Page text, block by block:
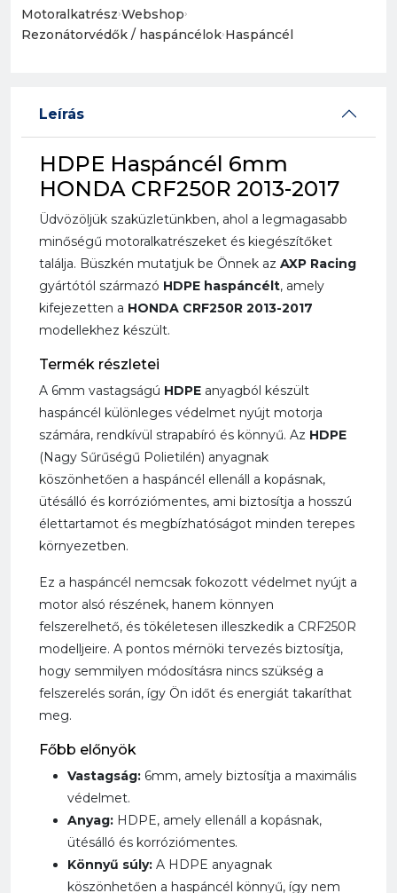
Motoralkatrész›Webshop›
Rezonátorvédők / haspáncélok›Haspáncél
Leírás
HDPE Haspáncél 6mm
HONDA CRF250R 2013-2017
Üdvözöljük szaküzletünkben, ahol a legmagasabb
minőségű motoralkatrészeket és kiegészítőket
találja. Büszkén mutatjuk be Önnek az AXP Racing
gyártótól származó HDPE haspáncélt, amely
kifejezetten a HONDA CRF250R 2013-2017
modellekhez készült.
Termék részletei
A 6mm vastagságú HDPE anyagból készült
haspáncél különleges védelmet nyújt motorja
számára, rendkívül strapabíró és könnyű. Az HDPE
(Nagy Sűrűségű Polietilén) anyagnak
köszönhetően a haspáncél ellenáll a kopásnak,
ütésálló és korróziómentes, ami biztosítja a hosszú
élettartamot és megbízhatóságot minden terepes
környezetben.
Ez a haspáncél nemcsak fokozott védelmet nyújt a
motor alsó részének, hanem könnyen
felszerelhető, és tökéletesen illeszkedik a CRF250R
modelljeire. A pontos mérnöki tervezés biztosítja,
hogy semmilyen módosításra nincs szükség a
felszerelés során, így Ön időt és energiát takaríthat
meg.
Főbb előnyök
Vastagság: 6mm, amely biztosítja a maximális
védelmet.
Anyag: HDPE, amely ellenáll a kopásnak,
ütésálló és korróziómentes.
Könnyű súly: A HDPE anyagnak
köszönhetően a haspáncél könnyű, így nem